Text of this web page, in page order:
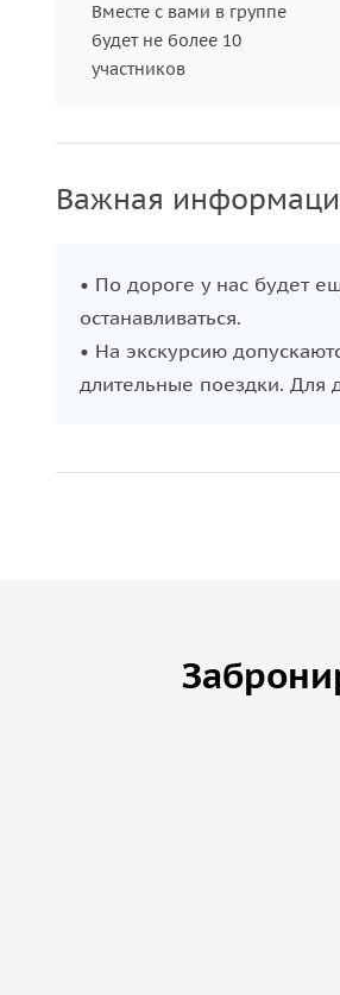
Вместе с вами в группе
будет не более 10
участников
Важная
• По дороге у нас будет
останавливаться.
• На экскурсию
длительные поездки. Для